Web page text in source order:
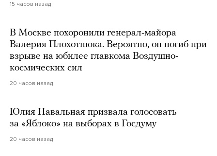
15 часов назад
В Москве похоронили генерал-майора
Валерия Плохотнюка. Вероятно, он погиб при
взрыве на юбилее главкома Воздушно-
космических сил
20 часов назад
Юлия Навальная призвала голосовать
за «Яблоко» на выборах в Госдуму
20 часов назад